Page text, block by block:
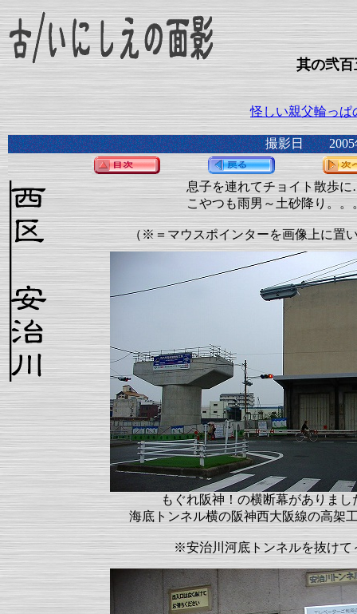
其の弐
怪しい親父輪っぱ
撮影日 2005
息子を連れてチョイト散歩
こやつも雨男～土砂降り。。
（※＝マウスポインターを画像上に置
もぐれ阪神！の横断幕がありまし
海底トンネル横の阪神西大阪線の高架
※安治川河底トンネルを抜けて